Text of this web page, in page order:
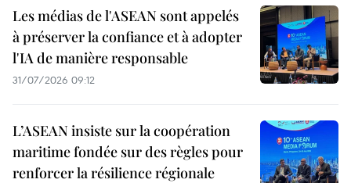
Les médias de l'ASEAN sont appelés
à préserver la confiance et à adopter
l'IA de manière responsable
31/07/2026 09:12
L’ASEAN insiste sur la coopération
maritime fondée sur des règles pour
renforcer la résilience régionale